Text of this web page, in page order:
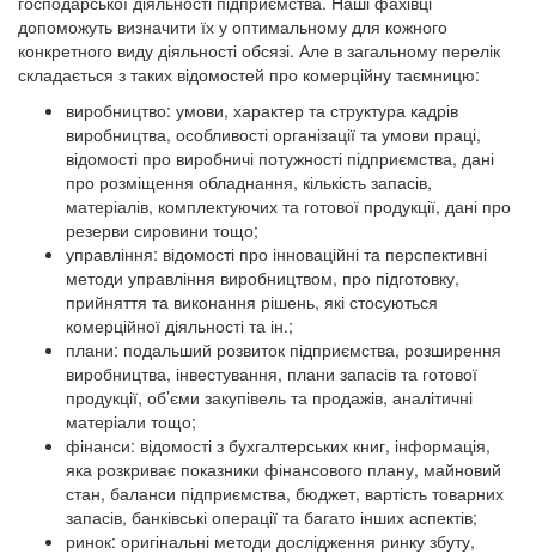
допоможуть визначити їх у оптимальному для кожного
конкретного виду діяльності обсязі. Але в загальному перелік
складається з таких відомостей про комерційну таємницю:
виробництво: умови, характер та структура кадрів
виробництва, особливості організації та умови праці,
відомості про виробничі потужності підприємства, дані
про розміщення обладнання, кількість запасів,
матеріалів, комплектуючих та готової продукції, дані про
резерви сировини тощо;
управління: відомості про інноваційні та перспективні
методи управління виробництвом, про підготовку,
прийняття та виконання рішень, які стосуються
комерційної діяльності та ін.;
плани: подальший розвиток підприємства, розширення
виробництва, інвестування, плани запасів та готової
продукції, об’єми закупівель та продажів, аналітичні
матеріали тощо;
фінанси: відомості з бухгалтерських книг, інформація,
яка розкриває показники фінансового плану, майновий
стан, баланси підприємства, бюджет, вартість товарних
запасів, банківські операції та багато інших аспектів;
ринок: оригінальні методи дослідження ринку збуту,